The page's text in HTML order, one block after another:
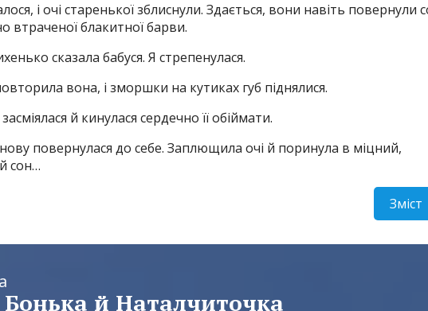
і очі старенької зблиснули. Здається, вони навіть повернули
втраченої блакитної барви.
сказала бабуся. Я стрепенулася.
вона, і зморшки на кутиках губ піднялися.
й кинулася сердечно її обіймати.
повернулася до себе. Заплющила очі й поринула в міцний,
сон…
Зміст
Бонька й Наталчиточка